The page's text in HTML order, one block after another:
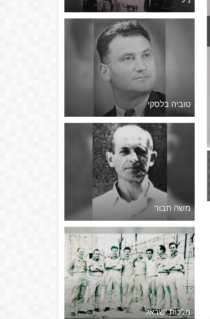
טוביה בלסקי
משה תבור
מלכות ישראל